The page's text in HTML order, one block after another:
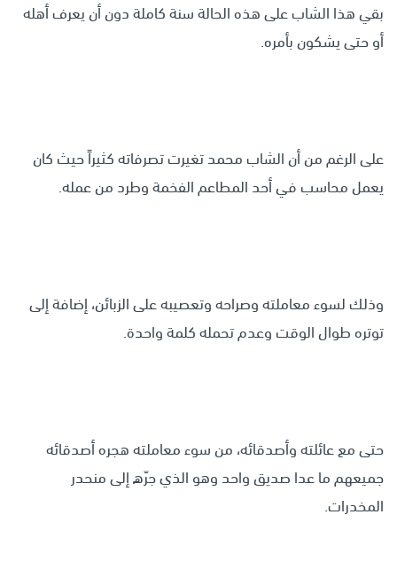
بقي هذا الشاب على هذه الحالة سنة كاملة دون أن يعرف أهله
أو حتى يشكون بأمره.
على الرغم من أن الشاب محمد تغيرت تصرفاته كثيراً حيث كان
يعمل محاسب في أحد المطاعم الفخمة وطرد من عمله.
وذلك لسوء معاملته وصراحه وتعصيبه على الزبائن، إضافة إلى
توتره طوال الوقت وعدم تحمله كلمة واحدة.
حتى مع عائلته وأصدقائه، من سوء معاملته هجره أصدقائه
جميعهم ما عدا صديق واحد وهو الذي جرّه إلى منحدر
المخدرات.